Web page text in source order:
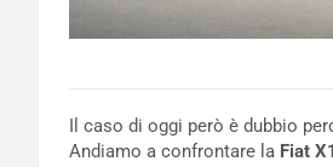
Il caso di oggi però è dubbio
Andiamo a confrontare la Fiat